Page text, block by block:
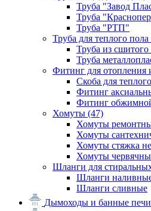
Труба "Завод
Труба
Труба "РТП"
Труба для теплого
Труба из сшитого
Труба
Фитинг для отопления
Скоба для
Фитинг
Фитинг
Хомуты (47)
Хомуты
Хомуты
Хомуты стяжка
Хомуты
Шланги для
Шланги
Шланги сливные
Дымоходы и банные печи